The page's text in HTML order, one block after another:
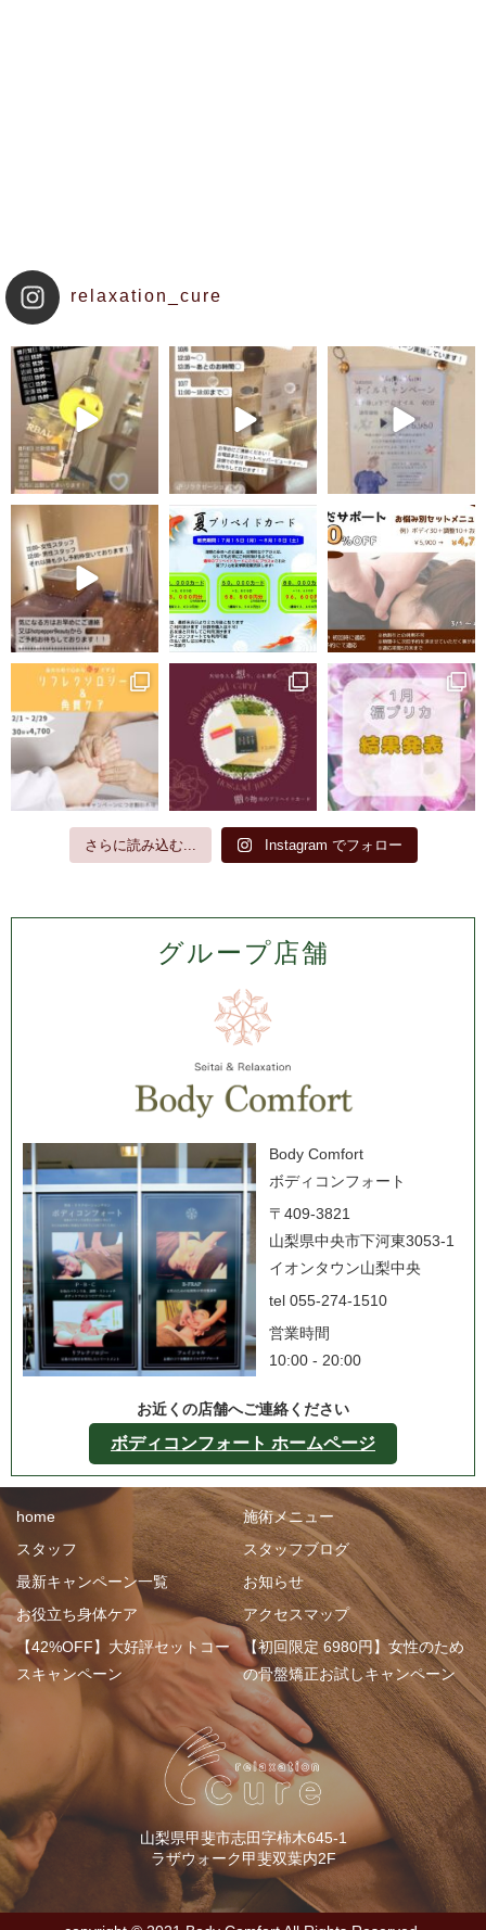
relaxation_cure
さらに読み込む... Instagram でフォロー
グループ店舗
Body Comfort
ボディコンフォート
〒409-3821
山梨県中央市下河東3053-1
イオンタウン山梨中央
tel 055-274-1510
営業時間
10:00 - 20:00
お近くの店舗へご連絡ください
ボディコンフォート ホームページ
home
施術メニュー
スタッフ
スタッフブログ
最新キャンペーン一覧
お知らせ
お役立ち身体ケア
アクセスマップ
【42%OFF】大好評セットコー
スキャンペーン
【初回限定 6980円】女性のため
の骨盤矯正お試しキャンペーン
山梨県甲斐市志田字柿木645-1
ラザウォーク甲斐双葉内2F